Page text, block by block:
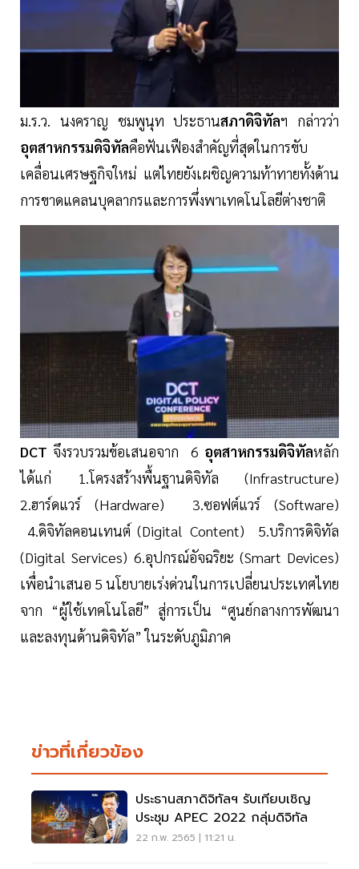
ม.ร.ว. นงคราญ ชมพูนุท ประธานสภาดิจิทัลฯ กล่าวว่า
อุตสาหกรรมดิจิทัลคือฟันเฟืองสำคัญที่สุดในการขับ
เคลื่อนเศรษฐกิจใหม่ แต่ไทยยังเผชิญความท้าทายทั้งด้าน
การขาดแคลนบุคลากรและการพึ่งพาเทคโนโลยีต่างชาติ
DCT จึงรวบรวมข้อเสนอจาก 6 อุตสาหกรรมดิจิทัลหลัก
ได้แก่ 1.โครงสร้างพื้นฐานดิจิทัล (Infrastructure)
2.ฮาร์ดแวร์ (Hardware) 3.ซอฟต์แวร์ (Software)
4.ดิจิทัลคอนเทนต์ (Digital Content) 5.บริการดิจิทัล
(Digital Services) 6.อุปกรณ์อัจฉริยะ (Smart Devices)
เพื่อนำเสนอ 5 นโยบายเร่งด่วนในการเปลี่ยนประเทศไทย
จาก “ผู้ใช้เทคโนโลยี” สู่การเป็น “ศูนย์กลางการพัฒนา
และลงทุนด้านดิจิทัล” ในระดับภูมิภาค
ข่าวที่เกี่ยวข้อง
ประธานสภาดิจิทัลฯ รับเทียบเชิญ
ประชุม APEC 2022 กลุ่มดิจิทัล
22 ก.พ. 2565 | 11:21 น.